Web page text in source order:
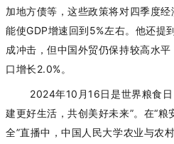
加地方债等，这些政策将对四季度
能使GDP增速回到5%左右。他还提
成冲击，但中国外贸仍保持较高水
口增长2.0%。
2024年10月16日是世界粮食
建更好生活，共创美好未来”。在“
全”直播中，中国人民大学农业与农